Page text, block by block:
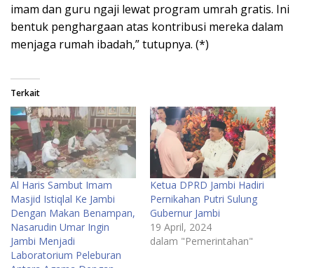
imam dan guru ngaji lewat program umrah gratis. Ini
bentuk penghargaan atas kontribusi mereka dalam
menjaga rumah ibadah,” tutupnya. (*)
Terkait
Al Haris Sambut Imam
Masjid Istiqlal Ke Jambi
Dengan Makan Benampan,
Nasarudin Umar Ingin
Jambi Menjadi
Laboratorium Peleburan
Ketua DPRD Jambi Hadiri
Pernikahan Putri Sulung
Gubernur Jambi
19 April, 2024
dalam "Pemerintahan"